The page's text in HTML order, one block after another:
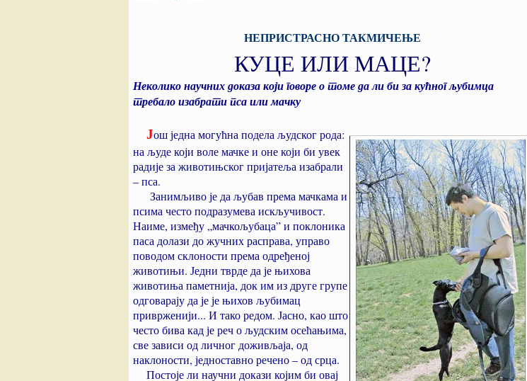
НЕПРИСТРАСНО ТАКМИЧЕЊЕ
КУЦЕ ИЛИ МАЦЕ?
Неколико научних доказа који говоре о томе да ли би за кућног љубимца
требало изабрати пса или мачку
Још једна могућна подела људског рода:
на људе који воле мачке и оне који би увек
радије за животињског пријатеља изабрали
– пса.
Занимљиво је да љубав према мачкама и
псима често подразумева искључивост.
Наиме, између „мачкољубаца” и поклоника
паса долази до жучних расправа, управо
поводом склоности према одређеној
животињи. Једни тврде да је њихова
животиња паметнија, док им из друге групе
одговарају да је је њихов љубимац
приврженији... И тако редом. Јасно, као што
често бива кад је реч о људским осећањима,
све зависи од личног доживљаја, од
наклоности, једноставно речено – од срца.
Постоје ли научни докази којим би овај